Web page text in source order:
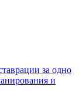
за одно
и